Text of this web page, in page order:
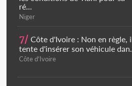
ré...
Niger
7/ Côte d'Ivoire : Non en règle,
tente d'insérer son véhicule
Côte d'Ivoire